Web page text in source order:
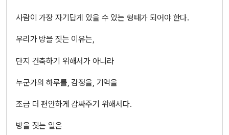
사람이 가장 자기답게 있을 수 있는 형태가 되어야 한다.
우리가 방을 짓는 이유는,
단지 건축하기 위해서가 아니라
누군가의 하루를, 감정을, 기억을
조금 더 편안하게 감싸주기 위해서다.
방을 짓는 일은